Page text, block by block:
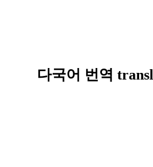
다국어 번역